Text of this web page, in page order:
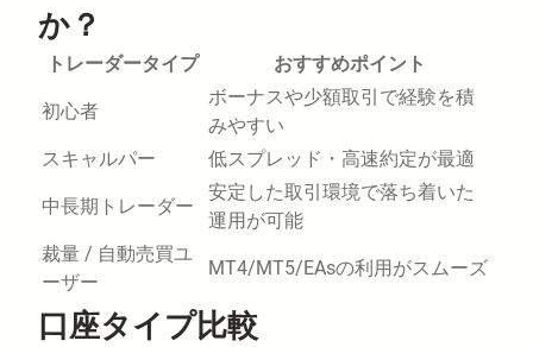
か？
トレーダータイプ おすすめポイント
初心者
ボーナスや少額取引で経験を積
みやすい
スキャルパー
低スプレッド・高速約定が最適
中長期トレーダー
安定した取引環境で落ち着いた
運用が可能
裁量 / 自動売買ユ
ーザー
MT4/MT5/EAsの利用がスムーズ
口座タイプ比較